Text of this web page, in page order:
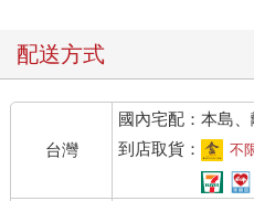
配送方式
台灣
國內宅配：本島、
到店取貨：
不